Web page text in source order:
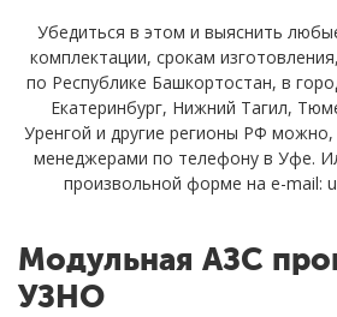
Убедиться в этом и выяснить
комплектации, срокам
по Республике Башкортостан, в
Екатеринбург, Нижний Тагил,
Уренгой и другие регионы РФ
менеджерами по телефону в Уфе.
произвольной форме на e-mail:
Модульная АЗС
УЗНО